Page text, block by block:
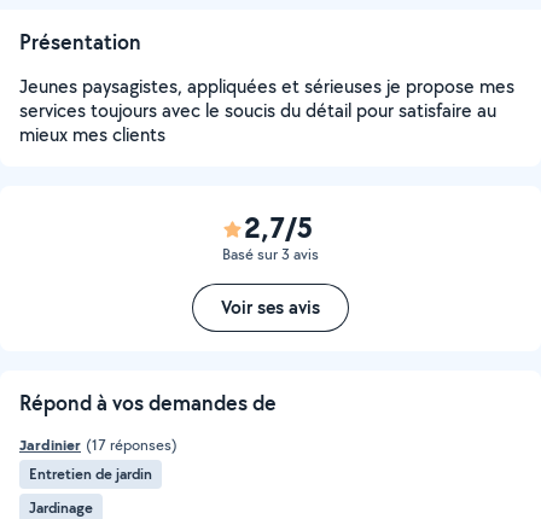
Présentation
Jeunes paysagistes, appliquées et sérieuses je propose mes
services toujours avec le soucis du détail pour satisfaire au
mieux mes clients
2,7/5
Basé sur 3 avis
Voir ses avis
Répond à vos demandes de
Jardinier (17 réponses)
Entretien de jardin
Jardinage